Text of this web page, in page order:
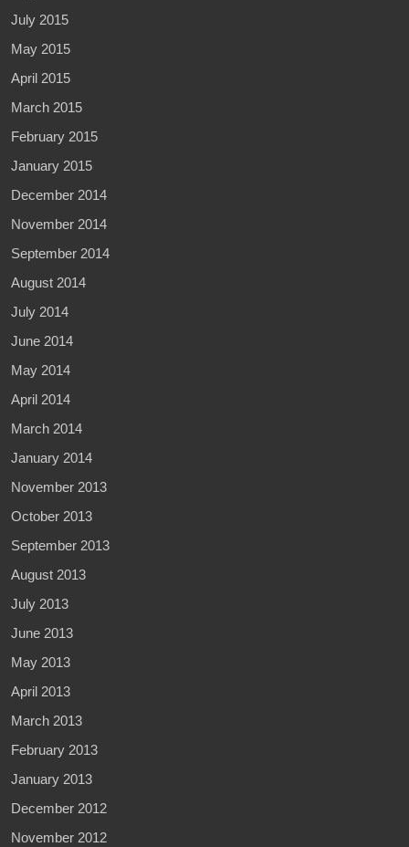
July 2015
May 2015
April 2015
March 2015
February 2015
January 2015
December 2014
November 2014
September 2014
August 2014
July 2014
June 2014
May 2014
April 2014
March 2014
January 2014
November 2013
October 2013
September 2013
August 2013
July 2013
June 2013
May 2013
April 2013
March 2013
February 2013
January 2013
December 2012
November 2012